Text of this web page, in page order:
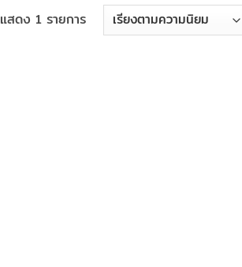
แสดง 1 รายการ